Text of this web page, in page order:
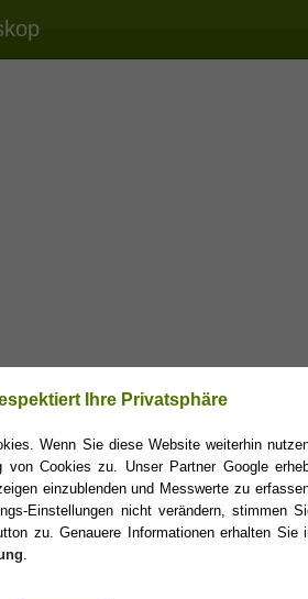
Ihre Privatsphäre
Wenn Sie diese Website weiterhin
von Cookies zu. Unser Partner Google
einzublenden und Messwerte zu
Einstellungen nicht verändern, stimmen
zu. Genauere Informationen erhalten Sie
.